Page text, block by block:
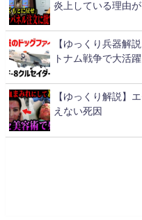
炎上している理由
【ゆっくり兵器解
トナム戦争で大活
【ゆっくり解説】
えない死因